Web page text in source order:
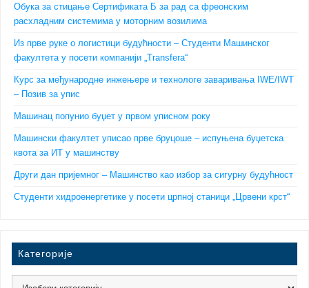
Обука за стицање Сертификата Б за рад са фреонским
расхладним системима у моторним возилима
Из прве руке о логистици будућности – Студенти Машинског
факултета у посети компанији „Transfera“
Курс за међународне инжењере и технологе заваривања IWE/IWT
– Позив за упис
Машинац попунио буџет у првом уписном року
Машински факултет уписао прве бруцоше – испуњена буџетска
квота за ИТ у машинству
Други дан пријемног – Машинство као избор за сигурну будућност
Студенти хидроенергетике у посети црпној станици „Црвени крст“
Категорије